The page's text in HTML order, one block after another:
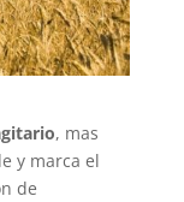
, mas
y marca el
de